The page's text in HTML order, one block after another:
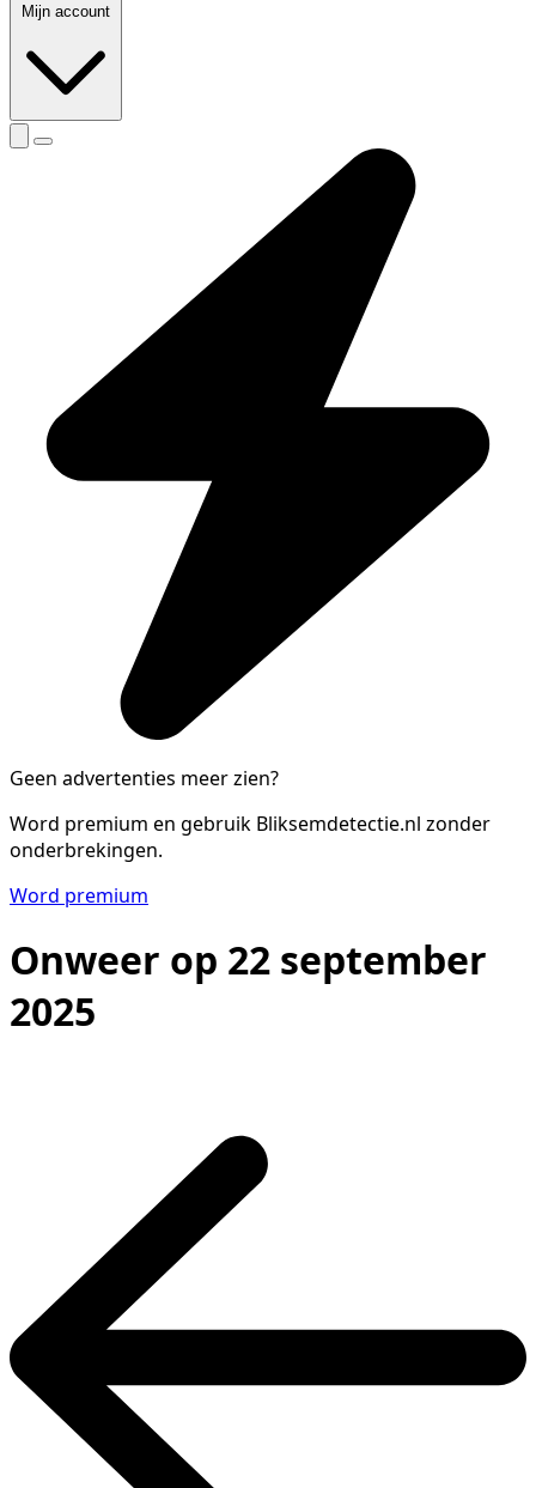
Mijn account
Geen advertenties meer zien?
Word premium en gebruik Bliksemdetectie.nl zonder
onderbrekingen.
Word premium
Onweer op 22 september
2025